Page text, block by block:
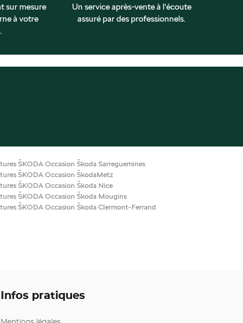
sur mesure
à votre
Un service après-vente à l’écoute
assuré par des professionnels.
ŠKODA Occasion Škoda Sarreguemines
ŠKODA Occasion ŠkodaMetz
ŠKODA Occasion Škoda Nice
ŠKODA Occasion Škoda Mougins
ŠKODA Occasion Škoda Clermont-Ferrand
Infos pratiques
Mentions légales